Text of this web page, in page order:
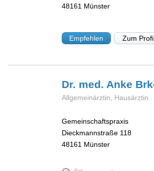
48161 Münster
Empfehlen Zum
Dr. med. Anke
Allgemeinärztin, Hausärztin
Gemeinschaftspraxis
Dieckmannstraße 118
48161 Münster